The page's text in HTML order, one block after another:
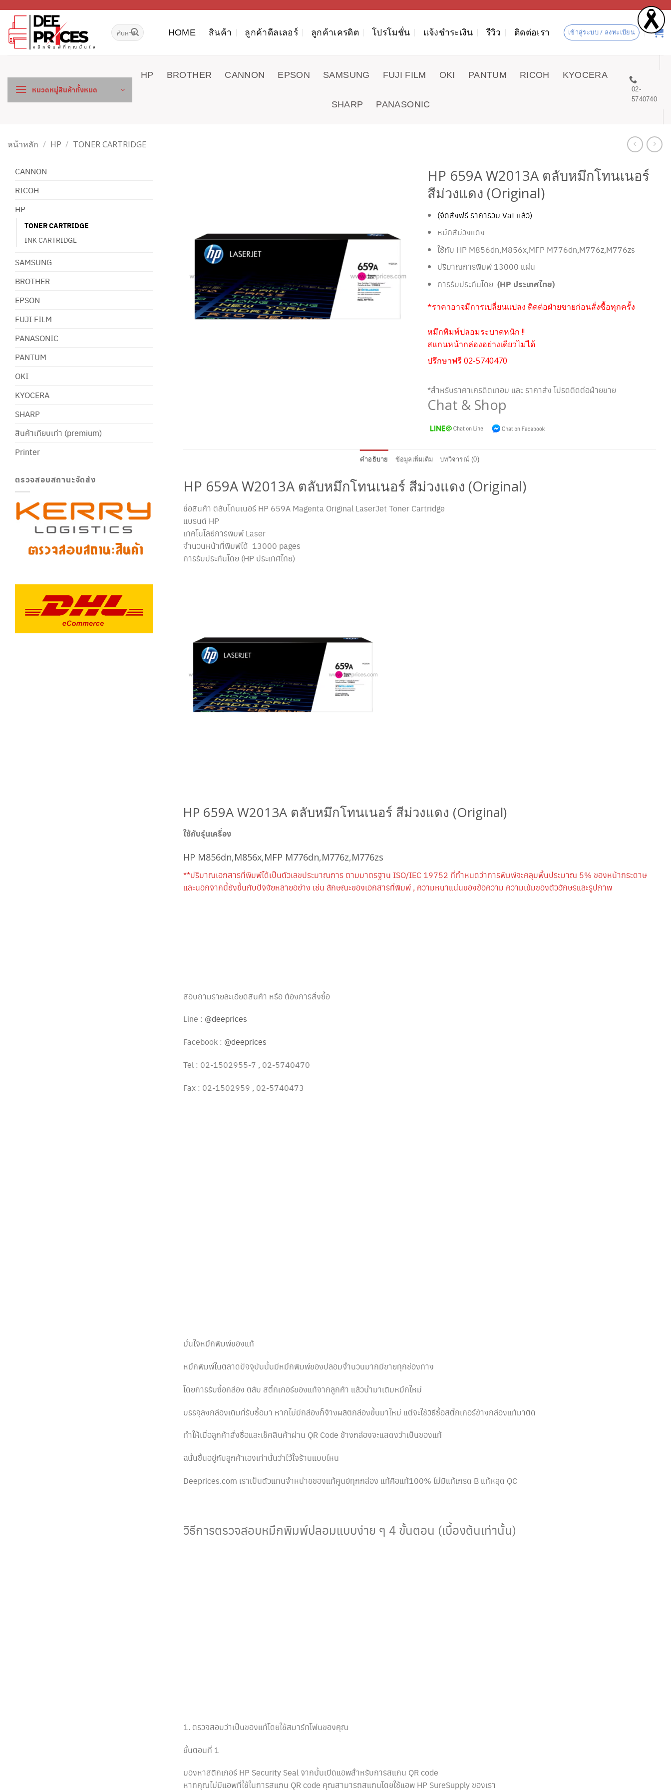
เนื้อหา
ค้นหา: HOME สินค้า ลูกค้าดีลเลอร์ ลูกค้าเครดิต โปรโมชั่น แจ้งชำระเงิน รีวิว ติดต่อเรา เข้าสู่ระบบ / ลงทะเบียน
หมวดหมู่สินค้าทั้งหมด
HP BROTHER CANNON EPSON SAMSUNG FUJI FILM OKI PANTUM RICOH KYOCERA
SHARP PANASONIC
02-
5740740
หน้าหลัก / HP / TONER CARTRIDGE
CANNON
RICOH
HP
TONER CARTRIDGE
INK CARTRIDGE
SAMSUNG
BROTHER
EPSON
FUJI FILM
PANASONIC
PANTUM
OKI
KYOCERA
SHARP
สินค้าเทียบเท่า (premium)
Printer
ตรวจสอบสถานะจัดส่ง
HP 659A W2013A ตลับหมึกโทนเนอร์
สีม่วงแดง (Original)
(จัดส่งฟรี ราคารวม Vat แล้ว)
หมึกสีม่วงแดง
ใช้กับ HP M856dn,M856x,MFP M776dn,M776z,M776zs
ปริมาณการพิมพ์ 13000 แผ่น
การรับประกันโดย (HP ประเทศไทย)
*ราคาอาจมีการเปลี่ยนแปลง ติดต่อฝ่ายขายก่อนสั่งซื้อทุกครั้ง
หมึกพิมพ์ปลอมระบาดหนัก !!
สแกนหน้ากล่องอย่างเดียวไม่ได้
ปรึกษาฟรี 02-5740470
*สำหรับราคาเครดิตเทอม และ ราคาส่ง โปรดติดต่อฝ่ายขาย
Chat & Shop
คำอธิบาย ข้อมูลเพิ่มเติม บทวิจารณ์ (0)
HP 659A W2013A ตลับหมึกโทนเนอร์ สีม่วงแดง (Original)
ชื่อสินค้า ตลับโทนเนอร์ HP 659A Magenta Original LaserJet Toner Cartridge
แบรนด์ HP
เทคโนโลยีการพิมพ์ Laser
จำนวนหน้าที่พิมพ์ได้ 13000 pages
การรับประกันโดย (HP ประเทศไทย)
HP 659A W2013A ตลับหมึกโทนเนอร์ สีม่วงแดง (Original)
ใช้กับรุ่นเครื่อง
HP M856dn,M856x,MFP M776dn,M776z,M776zs
**ปริมาณเอกสารที่พิมพ์ได้เป็นตัวเลขประมาณการ ตามมาตรฐาน ISO/IEC 19752 ที่กำหนดว่าการพิมพ์จะคลุมพื้นประมาณ 5% ของหน้ากระดาษ
และนอกจากนี้ยังขึ้นกับปัจจัยหลายอย่าง เช่น ลักษณะของเอกสารที่พิมพ์ , ความหนาแน่นของข้อความ ความเข้มของตัวอักษรและรูปภาพ
สอบถามรายละเอียดสินค้า หรือ ต้องการสั่งซื้อ
Line : @deeprices
Facebook : @deeprices
Tel : 02-1502955-7 , 02-5740470
Fax : 02-1502959 , 02-5740473
มั่นใจหมึกพิมพ์ของแท้
หมึกพิมพ์ในตลาดปัจจุบันนั้นมีหมึกพิมพ์ของปลอมจำนวนมากมีขายทุกช่องทาง
โดยการรับซื้อกล่อง ตลับ สติ๊กเกอร์ของแท้จากลูกค้า แล้วนำมาเติมหมึกใหม่
บรรจุลงกล่องเดิมที่รับซื้อมา หากไม่มีกล่องก็จ้างผลิตกล่องขึ้นมาใหม่ แต่จะใช้วิธีซื้อสติ๊กเกอร์ข้างกล่องแท้มาติด
ทำให้เมื่อลูกค้าสั่งซื้อและเช็คสินค้าผ่าน QR Code ข้างกล่องจะแสดงว่าเป็นของแท้
ฉนั้นขึ้นอยู่กับลูกค้าเองเท่านั้นว่าไว้ใจร้านแบบไหน
Deeprices.com เราเป็นตัวแทนจำหน่ายของแท้ศูนย์ทุกกล่อง แท้คือแท้100% ไม่มีแท้เกรด B แท้หลุด QC
วิธีการตรวจสอบหมึกพิมพ์ปลอมแบบง่าย ๆ 4 ขั้นตอน (เบื้องต้นเท่านั้น)
1. ตรวจสอบว่าเป็นของแท้โดยใช้สมาร์ทโฟนของคุณ
ขั้นตอนที่ 1
มองหาสติกเกอร์ HP Security Seal จากนั้นเปิดแอพสำหรับการสแกน QR code
หากคุณไม่มีแอพที่ใช้ในการสแกน QR code คุณสามารถสแกนโดยใช้แอพ HP SureSupply ของเรา